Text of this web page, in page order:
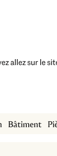
allez sur le
Bâtiment